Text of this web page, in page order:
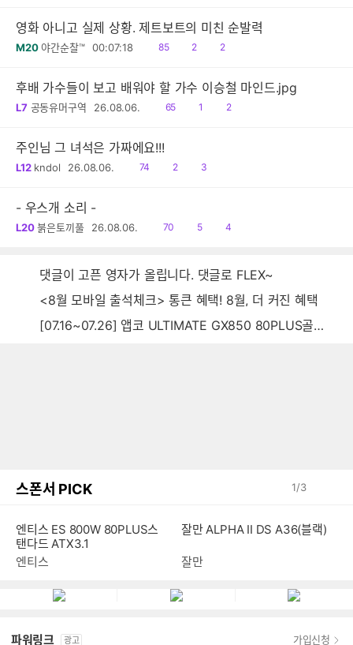
영화 아니고 실제 상황. 제트보트의 미친 순발력
M20 야간순찰™ 00:07:18
읽
85
공
2
댓
2
후배 가수들이 보고 배워야 할 가수 이승철 마인드.jpg
L7 공동유머구역 26.08.06.
읽
65
공1
댓
2
주인님 그 녀석은 가짜에요!!!
L12 kndol 26.08.06.
읽
74
공
2
댓
3
- 우스개 소리 -
L20 붉은토끼풀 26.08.06.
읽
70
공
5
댓
4
댓글이 고픈 영자가 올립니다. 댓글로 FLEX~
<8월 모바일 출석체크> 통큰 혜택! 8월, 더 커진 혜택
[07.16~07.26] 앱코 ULTIMATE GX850 80PLUS골드 풀모듈러 ATX3.0 블랙
스폰서 PICK 1/3
엔티스 ES 800W 80PLUS스
탠다드 ATX3.1
엔티스
잘만 ALPHA II DS A36(블랙)
잘만
파워링크 광고 가입신청